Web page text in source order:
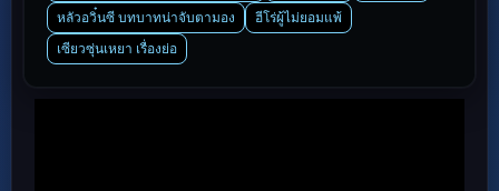
หลัวอวิ๋นซี บทบาทน่าจับตามอง
ฮีโร่ผู้ไม่ยอมแพ้
เซียวซุ่นเหยา เรื่องย่อ